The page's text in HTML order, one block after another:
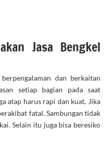
Jasa Bengkel
dan berkaitan
setiap bagian pada saat
atap harus rapi dan kuat. Jika
fatal. Sambungan tidak
Selain itu juga bisa beresiko